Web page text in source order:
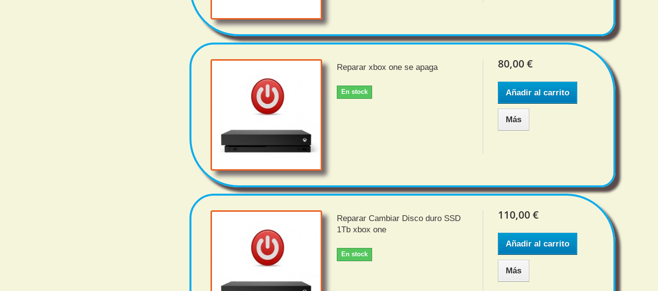
Reparar xbox one se apaga
En stock
80,00 €
Añadir al carrito
Más
Reparar Cambiar Disco duro SSD
1Tb xbox one
En stock
110,00 €
Añadir al carrito
Más